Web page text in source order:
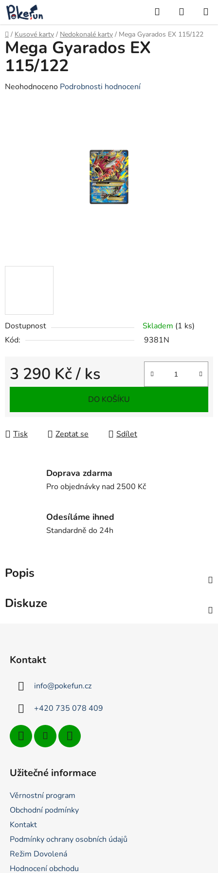
Přejít
na
obsah
Hledat
KOŠÍK
Domů
/ Kusové karty / Nedokonalé karty / Mega Gyarados EX 115/122
Dostupnost Skladem (1 ks)
Kód:
9381N
3 290 Kč/ ks
Měrná cena:
DO KOŠÍKU
Tisk Zeptat se Sdílet
Mega Gyarados EX
115/122
Průměrné
Neohodnoceno Podrobnosti hodnocení
Doprava zdarma
Pro objednávky nad 2500 Kč
Odesíláme ihned
Standardně do 24h
Popis
Diskuze
Kontakt
info@pokefun.cz
+420 735 078 409
Užitečné informace
Věrnostní program
Obchodní podmínky
Kontakt
Podmínky ochrany osobních údajů
Režim Dovolená
Hodnocení obchodu